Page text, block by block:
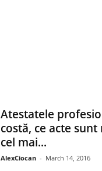
Atestatele
costă, ce acte sunt
cel mai...
AlexCiocan - March 14, 2016